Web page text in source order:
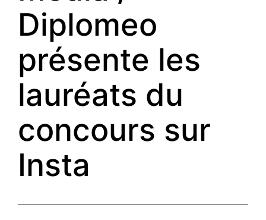
Diplomeo
présente les
lauréats du
concours sur
Insta